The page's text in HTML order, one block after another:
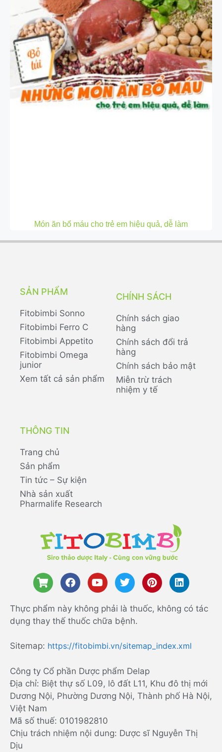
Món ăn bổ máu cho trẻ em hiệu quả, dễ làm
SẢN PHẨM
Fitobimbi Sonno
Fitobimbi Ferro C
Fitobimbi Appetito
Fitobimbi Omega
junior
Xem tất cả sản phẩm
CHÍNH SÁCH
Chính sách giao
hàng
Chính sách đổi trả
hàng
Chính sách bảo mật
Miễn trừ trách
nhiệm y tế
THÔNG TIN
Trang chủ
Sản phẩm
Tin tức – Sự kiện
Nhà sản xuất
Pharmalife Research
Thực phẩm này không phải là thuốc, không có tác
dụng thay thế thuốc chữa bệnh.
Sitemap: https://fitobimbi.vn/sitemap_index.xml
Công ty Cổ phần Dược phẩm Delap
Địa chỉ: Biệt thự số L09, lô đất L11, Khu đô thị mới
Dương Nội, Phường Dương Nội, Thành phố Hà Nội,
Việt Nam
Mã số thuế: 0101982810
Chịu trách nhiệm nội dung: Dược sĩ Nguyễn Thị
Dịu